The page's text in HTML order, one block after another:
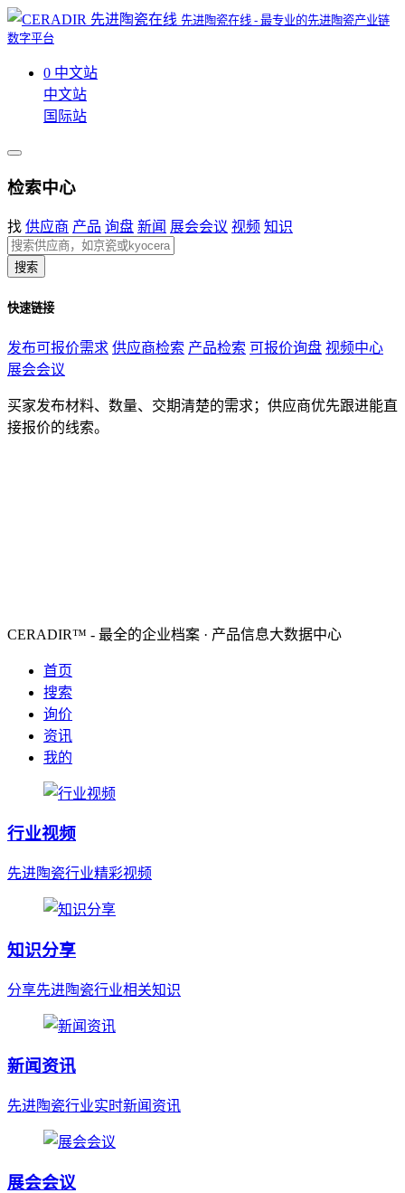
先进陶瓷在线 - 最专业的先进陶瓷产业链
数字平台
0 中文站
中文站
国际站
检索中心
找 供应商 产品 询盘 新闻 展会会议 视频 知识
搜索
快速链接
发布可报价需求 供应商检索 产品检索 可报价询盘 视频中心
展会会议
买家发布材料、数量、交期清楚的需求；供应商优先跟进能直
接报价的线索。
CERADIR™ - 最全的企业档案 · 产品信息大数据中心
首页
搜索
询价
资讯
我的
行业视频
先进陶瓷行业精彩视频
知识分享
分享先进陶瓷行业相关知识
新闻资讯
先进陶瓷行业实时新闻资讯
展会会议